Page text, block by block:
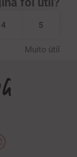
4 5
Muito útil